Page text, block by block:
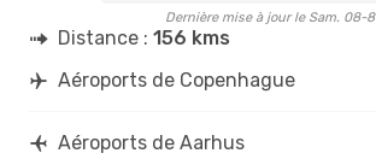
Dernière mise à jour le Sam. 08-8
Distance : 156 kms
Aéroports de Copenhague
Aéroports de Aarhus